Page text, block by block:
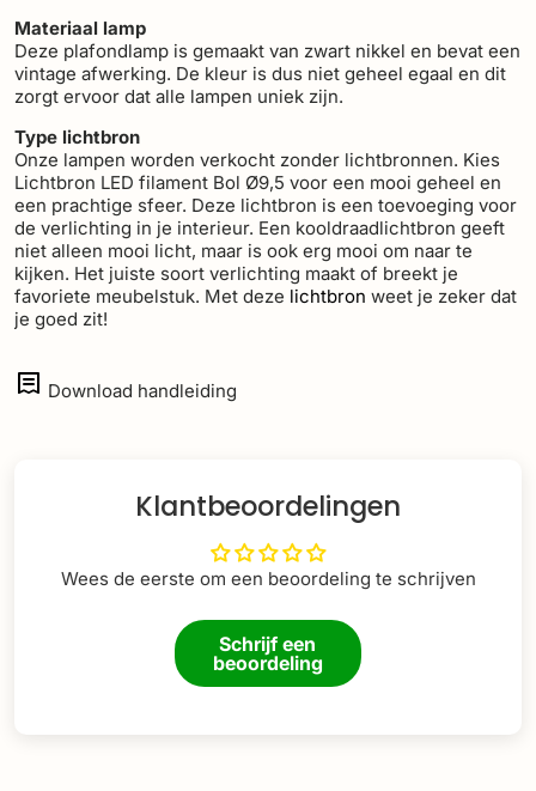
Materiaal lamp
Deze plafondlamp is gemaakt van zwart nikkel en bevat een
vintage afwerking. De kleur is dus niet geheel egaal en dit
zorgt ervoor dat alle lampen uniek zijn.
Type lichtbron
Onze lampen worden verkocht zonder lichtbronnen. Kies
Lichtbron LED filament Bol Ø9,5 voor een mooi geheel en
een prachtige sfeer. Deze lichtbron is een toevoeging voor
de verlichting in je interieur. Een kooldraadlichtbron geeft
niet alleen mooi licht, maar is ook erg mooi om naar te
kijken. Het juiste soort verlichting maakt of breekt je
favoriete meubelstuk. Met deze lichtbron weet je zeker dat
je goed zit!
Download handleiding
Klantbeoordelingen
Wees de eerste om een beoordeling te schrijven
Schrijf een
beoordeling